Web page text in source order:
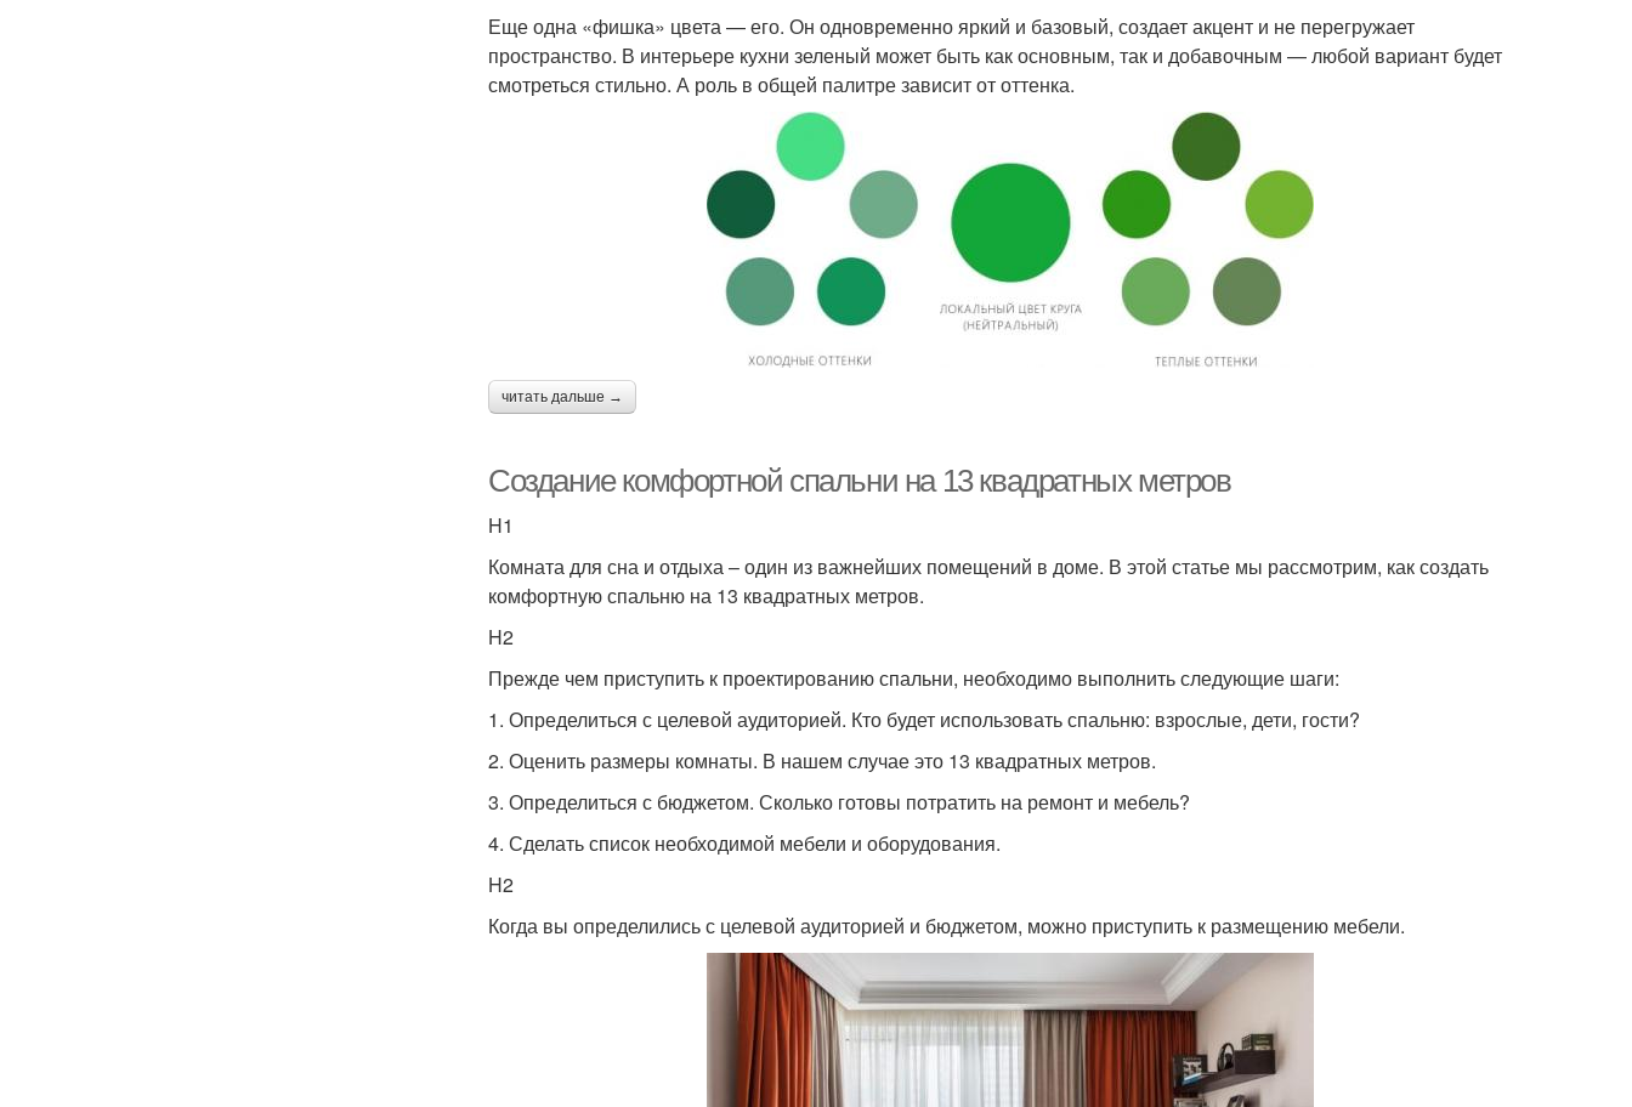
Еще одна «фишка» цвета — его. Он одновременно яркий и базовый, создает акцент и не перегружает
пространство. В интерьере кухни зеленый может быть как основным, так и добавочным — любой вариант будет
смотреться стильно. А роль в общей палитре зависит от оттенка.
читать дальше →
Создание комфортной спальни на 13 квадратных метров
H1
Комната для сна и отдыха – один из важнейших помещений в доме. В этой статье мы рассмотрим, как создать
комфортную спальню на 13 квадратных метров.
H2
Прежде чем приступить к проектированию спальни, необходимо выполнить следующие шаги:
1. Определиться с целевой аудиторией. Кто будет использовать спальню: взрослые, дети, гости?
2. Оценить размеры комнаты. В нашем случае это 13 квадратных метров.
3. Определиться с бюджетом. Сколько готовы потратить на ремонт и мебель?
4. Сделать список необходимой мебели и оборудования.
H2
Когда вы определились с целевой аудиторией и бюджетом, можно приступить к размещению мебели.